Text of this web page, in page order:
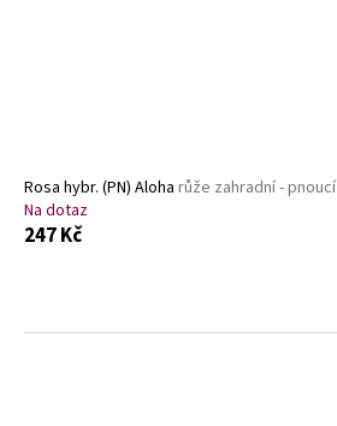
Rosa hybr. (PN) Aloha růže zahradní - pnoucí
Na dotaz
247 Kč